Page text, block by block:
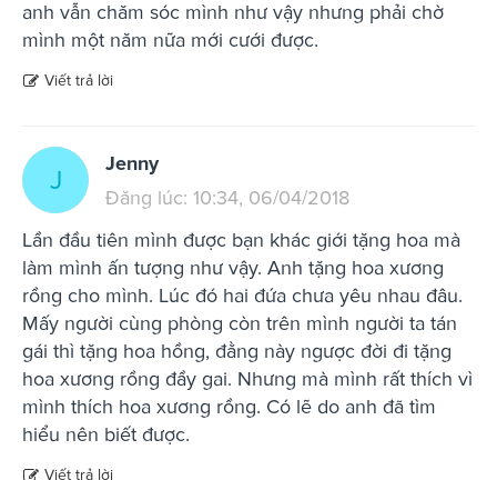
anh vẫn chăm sóc mình như vậy nhưng phải chờ
mình một năm nữa mới cưới được.
Viết trả lời
J
Jenny
Đăng lúc: 10:34, 06/04/2018
Lần đầu tiên mình được bạn khác giới tặng hoa mà
làm mình ấn tượng như vậy. Anh tặng hoa xương
rồng cho mình. Lúc đó hai đứa chưa yêu nhau đâu.
Mấy người cùng phòng còn trên mình người ta tán
gái thì tặng hoa hồng, đằng này ngược đời đi tặng
hoa xương rồng đầy gai. Nhưng mà mình rất thích vì
mình thích hoa xương rồng. Có lẽ do anh đã tìm
hiểu nên biết được.
Viết trả lời